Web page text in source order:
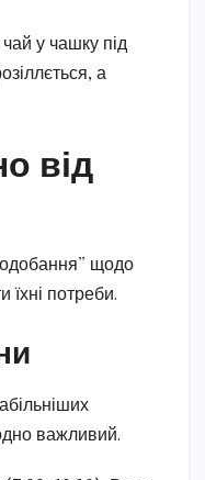
у чашку під
а
від
щодо
їхні потреби.
важливий.